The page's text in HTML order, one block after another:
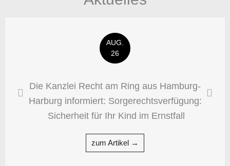
AUG.
26
Die Kanzlei Recht am Ring aus Hamburg-
Harburg informiert: Sorgerechtsverfügung:
Sicherheit für Ihr Kind im Ernstfall
zum Artikel →